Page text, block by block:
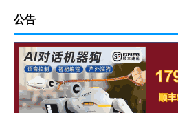
公告